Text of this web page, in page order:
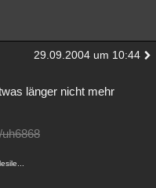
29.09.2004 um 10:44
länger nicht mehr